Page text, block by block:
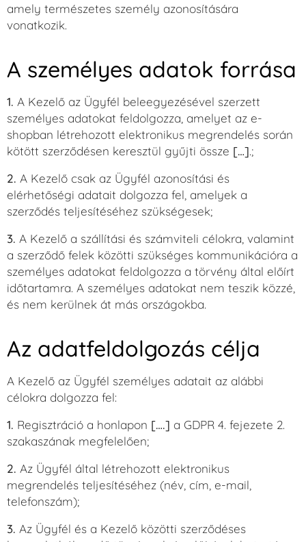
amely természetes személy azonosítására
vonatkozik.
A személyes adatok forrása
1. A Kezelő az Ügyfél beleegyezésével szerzett
személyes adatokat feldolgozza, amelyet az e-
shopban létrehozott elektronikus megrendelés során
kötött szerződésen keresztül gyűjti össze […].;
2. A Kezelő csak az Ügyfél azonosítási és
elérhetőségi adatait dolgozza fel, amelyek a
szerződés teljesítéséhez szükségesek;
3. A Kezelő a szállítási és számviteli célokra, valamint
a szerződő felek közötti szükséges kommunikációra a
személyes adatokat feldolgozza a törvény által előírt
időtartamra. A személyes adatokat nem teszik közzé,
és nem kerülnek át más országokba.
Az adatfeldolgozás célja
A Kezelő az Ügyfél személyes adatait az alábbi
célokra dolgozza fel:
1. Regisztráció a honlapon [….] a GDPR 4. fejezete 2.
szakaszának megfelelően;
2. Az Ügyfél által létrehozott elektronikus
megrendelés teljesítéséhez (név, cím, e-mail,
telefonszám);
3. Az Ügyfél és a Kezelő közötti szerződéses